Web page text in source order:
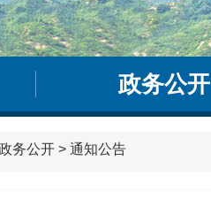
政务公开
务公开 > 通知公告